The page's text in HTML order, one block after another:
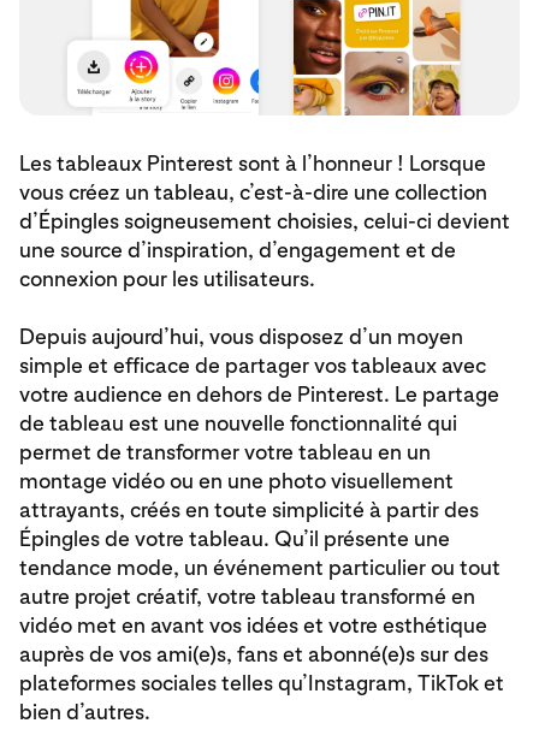
Les tableaux Pinterest sont à l’honneur ! Lorsque
vous créez un tableau, c’est-à-dire une collection
d’Épingles soigneusement choisies, celui-ci devient
une source d’inspiration, d’engagement et de
connexion pour les utilisateurs.
Depuis aujourd’hui, vous disposez d’un moyen
simple et efficace de partager vos tableaux avec
votre audience en dehors de Pinterest. Le partage
de tableau est une nouvelle fonctionnalité qui
permet de transformer votre tableau en un
montage vidéo ou en une photo visuellement
attrayants, créés en toute simplicité à partir des
Épingles de votre tableau. Qu’il présente une
tendance mode, un événement particulier ou tout
autre projet créatif, votre tableau transformé en
vidéo met en avant vos idées et votre esthétique
auprès de vos ami(e)s, fans et abonné(e)s sur des
plateformes sociales telles qu’Instagram, TikTok et
bien d’autres.